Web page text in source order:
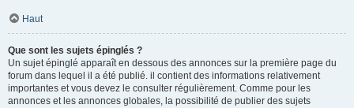
Haut
Que sont les sujets épinglés ?
Un sujet épinglé apparaît en dessous des annonces sur la première page du
forum dans lequel il a été publié. il contient des informations relativement
importantes et vous devez le consulter régulièrement. Comme pour les
annonces et les annonces globales, la possibilité de publier des sujets